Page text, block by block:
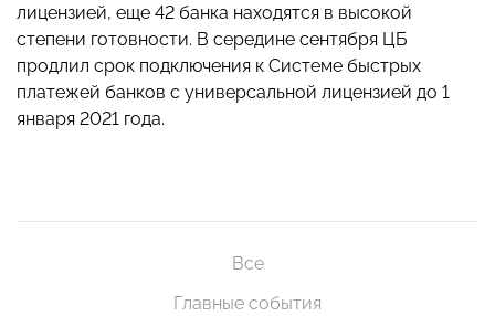
лицензией, еще 42 банка находятся в высокой
степени готовности. В середине сентября ЦБ
продлил срок подключения к Системе быстрых
платежей банков с универсальной лицензией до 1
января 2021 года.
Все
Главные события